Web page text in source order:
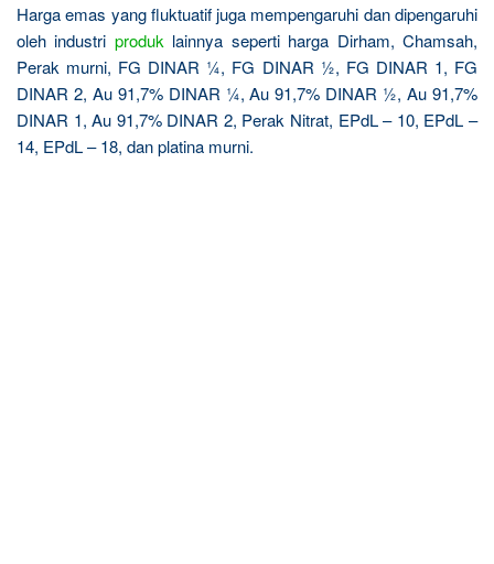
Harga emas yang fluktuatif juga mempengaruhi dan dipengaruhi
oleh industri produk lainnya seperti harga Dirham, Chamsah,
Perak murni, FG DINAR ¼, FG DINAR ½, FG DINAR 1, FG
DINAR 2, Au 91,7% DINAR ¼, Au 91,7% DINAR ½, Au 91,7%
DINAR 1, Au 91,7% DINAR 2, Perak Nitrat, EPdL – 10, EPdL –
14, EPdL – 18, dan platina murni.